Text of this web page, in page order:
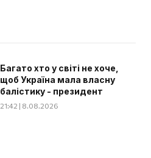
Багато хто у світі не хоче,
щоб Україна мала власну
балістику - президент
21:42 | 8.08.2026